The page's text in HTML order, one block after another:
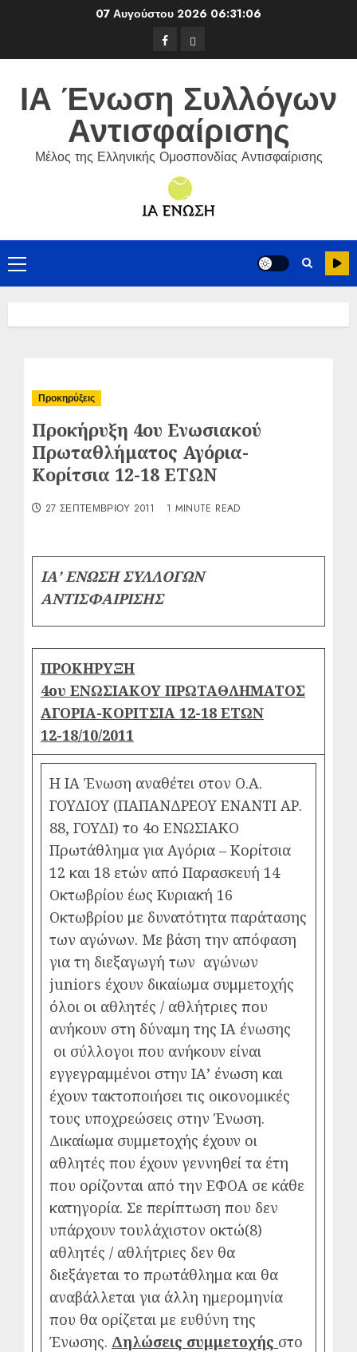
07 Αυγούστου 2026 06:31:07
Facebook
ΕΦΟΑ
Τένις
ΙΑ Ένωση Συλλόγων
Αντισφαίρισης
Μέλος της Ελληνικής Ομοσπονδίας Αντισφαίρισης
Primary
Menu
Προκηρύξεις
Προκήρυξη 4ου Ενωσιακού
Πρωταθλήματος Αγόρια-
Κορίτσια 12-18 ΕΤΩΝ
27 ΣΕΠΤΕΜΒΡΊΟΥ 2011 1 MINUTE READ
ΙΑ’ ΕΝΩΣΗ ΣΥΛΛΟΓΩΝ
ΑΝΤΙΣΦΑΙΡΙΣΗΣ
ΠΡΟΚΗΡΥΞΗ
4ου ΕΝΩΣΙΑΚΟΥ ΠΡΩΤΑΘΛΗΜΑΤΟΣ
ΑΓΟΡΙΑ-ΚΟΡΙΤΣΙΑ 12-18 ΕΤΩΝ
12-18/10/2011
Η ΙΑ Ένωση αναθέτει στον Ο.Α.
ΓΟΥΔΙΟΥ (ΠΑΠΑΝΔΡΕΟΥ ΕΝΑΝΤΙ ΑΡ.
88, ΓΟΥΔΙ) το 4ο ΕΝΩΣΙΑΚΟ
Πρωτάθλημα για Αγόρια – Κορίτσια
12 και 18 ετών από Παρασκευή 14
Οκτωβρίου έως Κυριακή 16
Οκτωβρίου με δυνατότητα παράτασης
των αγώνων. Με βάση την απόφαση
για τη διεξαγωγή των αγώνων
juniors έχουν δικαίωμα συμμετοχής
όλοι οι αθλητές / αθλήτριες που
ανήκουν στη δύναμη της ΙΑ ένωσης
οι σύλλογοι που ανήκουν είναι
εγγεγραμμένοι στην ΙΑ’ ένωση και
έχουν τακτοποιήσει τις οικονομικές
τους υποχρεώσεις στην Ένωση.
Δικαίωμα συμμετοχής έχουν οι
αθλητές που έχουν γεννηθεί τα έτη
που ορίζονται από την ΕΦΟΑ σε κάθε
κατηγορία. Σε περίπτωση που δεν
υπάρχουν τουλάχιστον οκτώ(8)
αθλητές / αθλήτριες δεν θα
διεξάγεται το πρωτάθλημα και θα
αναβάλλεται για άλλη ημερομηνία
που θα ορίζεται με ευθύνη της
Ένωσης. Δηλώσεις συμμετοχής στο